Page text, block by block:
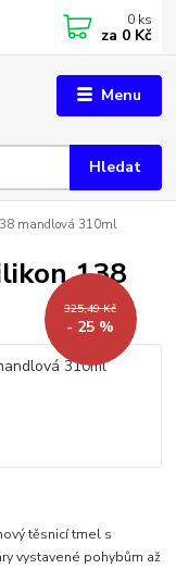
Menu
Hledat
0 ks
za 0 Kč
mandlová 310ml
138
325,49 Kč
- 25 %
těsnicí tmel s
vystavené pohybům až